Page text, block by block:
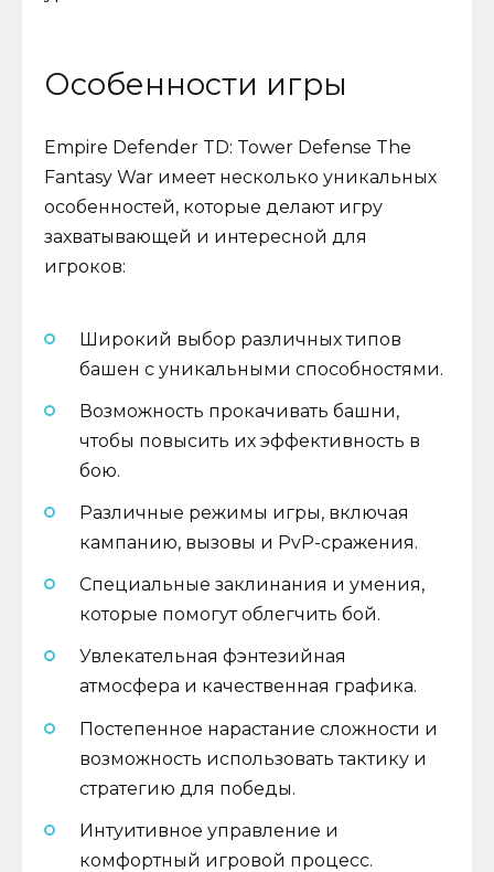
Особенности игры
Empire Defender TD: Tower Defense The
Fantasy War имеет несколько уникальных
особенностей, которые делают игру
захватывающей и интересной для
игроков:
Широкий выбор различных типов
башен с уникальными способностями.
Возможность прокачивать башни,
чтобы повысить их эффективность в
бою.
Различные режимы игры, включая
кампанию, вызовы и PvP-сражения.
Специальные заклинания и умения,
которые помогут облегчить бой.
Увлекательная фэнтезийная
атмосфера и качественная графика.
Постепенное нарастание сложности и
возможность использовать тактику и
стратегию для победы.
Интуитивное управление и
комфортный игровой процесс.